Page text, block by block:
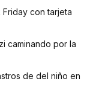
con tarjeta
caminando por la
de del niño en